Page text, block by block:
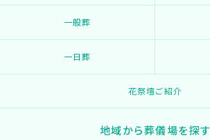
一般葬
一日葬
花祭壇ご紹介
地域から葬儀場を探す